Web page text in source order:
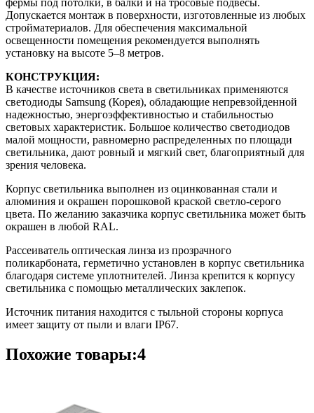
фермы под потолки, в балки и на тросовые подвесы.
Допускается монтаж в поверхности, изготовленные из любых
стройматериалов. Для обеспечения максимальной
освещенности помещения рекомендуется выполнять
установку на высоте 5–8 метров.
КОНСТРУКЦИЯ:
В качестве источников света в светильниках применяются
светодиоды Samsung (Корея), обладающие непревзойденной
надежностью, энергоэффективностью и стабильностью
световых характеристик. Большое количество светодиодов
малой мощности, равномерно распределенных по площади
светильника, дают ровный и мягкий свет, благоприятный для
зрения человека.
Корпус светильника выполнен из оцинкованная стали и
алюминия и окрашен порошковой краской светло-серого
цвета. По желанию заказчика корпус светильника может быть
окрашен в любой RAL.
Рассеиватель оптическая линза из прозрачного
поликарбоната, герметично установлен в корпус светильника
благодаря системе уплотнителей. Линза крепится к корпусу
светильника с помощью металлических заклепок.
Источник питания находится с тыльной стороны корпуса
имеет защиту от пыли и влаги IP67.
Похожие товары:4